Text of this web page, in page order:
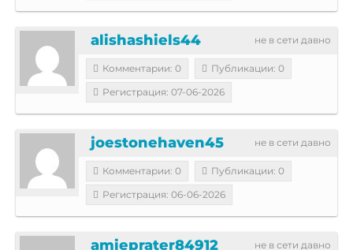
не в сети давно
alishashiels44
Комментарии: 0
Публикации: 0
Регистрация: 07-06-2026
не в сети давно
joestonehaven45
Комментарии: 0
Публикации: 0
Регистрация: 06-06-2026
не в сети давно
amieprater84912